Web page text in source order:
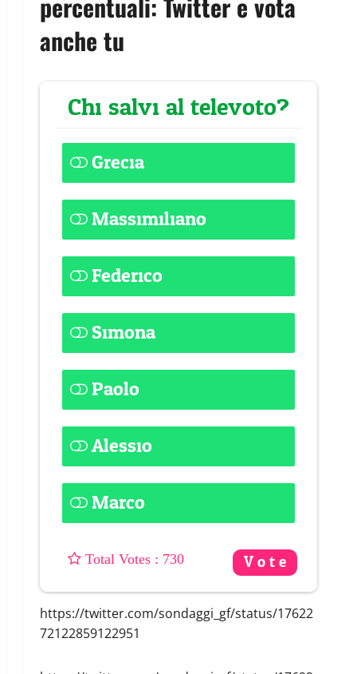
anche tu
Chi salvi al televoto?
Grecia
Massimiliano171 ( 23.42 % )
Federico
Simona
Paolo
Alessio
Marco
: 730
https://twitter.com/sondaggi_gf/status/17622
72122859122951